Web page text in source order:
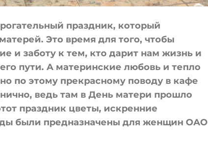
праздник, который
Это время для того, чтобы
и заботу к тем, кто дарит нам жизнь и
пути. А материнские любовь и тепло
по этому прекрасному поводу в кафе
ведь там в День матери прошло
праздник цветы, искренние
были предназначены для женщин ОАО